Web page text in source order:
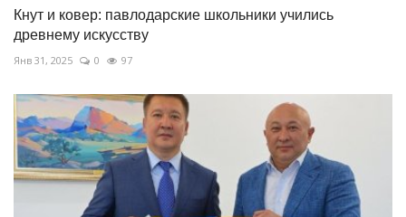
Кнут и ковер: павлодарские школьники учились
древнему искусству
Янв 31, 2025 0 97